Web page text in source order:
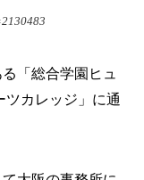
「総合学園ヒュ
ツカレッジ」に通